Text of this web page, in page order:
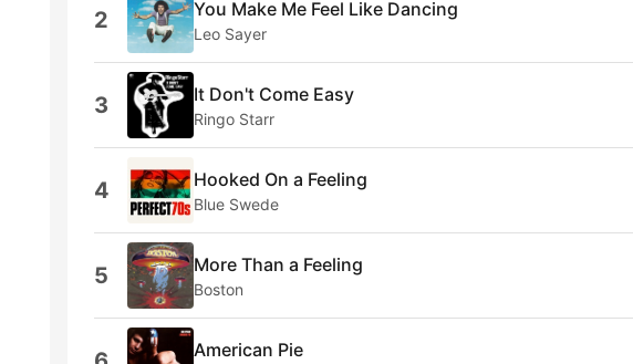
2 You Make Me Feel Like Dancing
Leo Sayer
3 It Don't Come Easy
Ringo Starr
4 Hooked On a Feeling
Blue Swede
5 More Than a Feeling
Boston
American Pie